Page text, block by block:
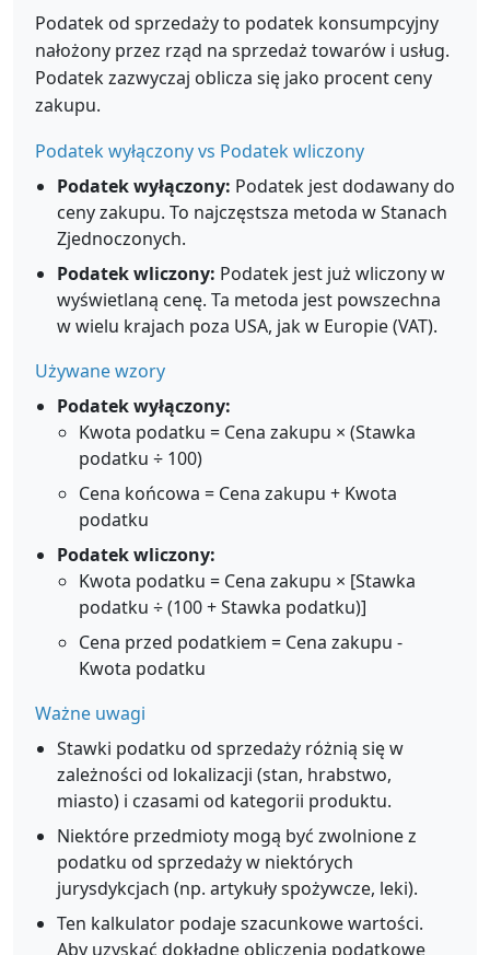
Podatek od sprzedaży to podatek konsumpcyjny
nałożony przez rząd na sprzedaż towarów i usług.
Podatek zazwyczaj oblicza się jako procent ceny
zakupu.
Podatek wyłączony vs Podatek wliczony
Podatek wyłączony: Podatek jest dodawany do
ceny zakupu. To najczęstsza metoda w Stanach
Zjednoczonych.
Podatek wliczony: Podatek jest już wliczony w
wyświetlaną cenę. Ta metoda jest powszechna
w wielu krajach poza USA, jak w Europie (VAT).
Używane wzory
Podatek wyłączony:
Kwota podatku = Cena zakupu × (Stawka
podatku ÷ 100)
Cena końcowa = Cena zakupu + Kwota
podatku
Podatek wliczony:
Kwota podatku = Cena zakupu × [Stawka
podatku ÷ (100 + Stawka podatku)]
Cena przed podatkiem = Cena zakupu -
Kwota podatku
Ważne uwagi
Stawki podatku od sprzedaży różnią się w
zależności od lokalizacji (stan, hrabstwo,
miasto) i czasami od kategorii produktu.
Niektóre przedmioty mogą być zwolnione z
podatku od sprzedaży w niektórych
jurysdykcjach (np. artykuły spożywcze, leki).
Ten kalkulator podaje szacunkowe wartości.
Aby uzyskać dokładne obliczenia podatkowe